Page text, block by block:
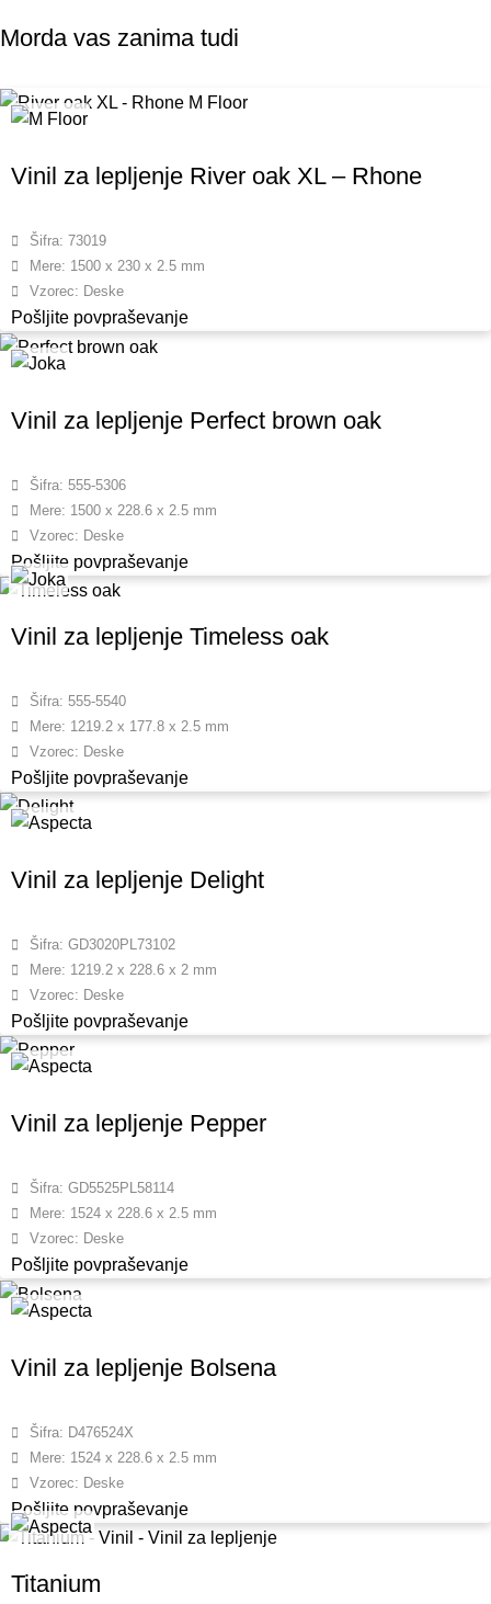
Morda vas zanima tudi
Vinil za lepljenje River oak XL – Rhone
Šifra: 73019
Mere: 1500 x 230 x 2.5 mm
Vzorec: Deske
Pošljite povpraševanje
Vinil za lepljenje Perfect brown oak
Šifra: 555-5306
Mere: 1500 x 228.6 x 2.5 mm
Vzorec: Deske
Pošljite povpraševanje
Vinil za lepljenje Timeless oak
Šifra: 555-5540
Mere: 1219.2 x 177.8 x 2.5 mm
Vzorec: Deske
Pošljite povpraševanje
Vinil za lepljenje Delight
Šifra: GD3020PL73102
Mere: 1219.2 x 228.6 x 2 mm
Vzorec: Deske
Pošljite povpraševanje
Vinil za lepljenje Pepper
Šifra: GD5525PL58114
Mere: 1524 x 228.6 x 2.5 mm
Vzorec: Deske
Pošljite povpraševanje
Vinil za lepljenje Bolsena
Šifra: D476524X
Mere: 1524 x 228.6 x 2.5 mm
Vzorec: Deske
Pošljite povpraševanje
Titanium